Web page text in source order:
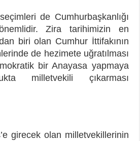
de Cumhurbaşkanlığı
Zira tarihimizin en
biri olan Cumhur İttifakının
de hezimete uğratılması
bir Anayasa yapmaya
milletvekili çıkarması
girecek olan milletvekillerinin